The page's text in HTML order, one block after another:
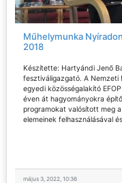
Műhelymunka
2018
Készítette: Hartyándi Jenő
fesztiváligazgató. A
egyedi közösségalakító
éven át hagyományokra
programokat valósított meg
elemeinek felhasználásával
május 3, 2022, 10:36